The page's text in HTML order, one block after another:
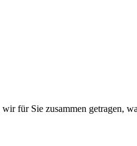
für Sie zusammen getragen,